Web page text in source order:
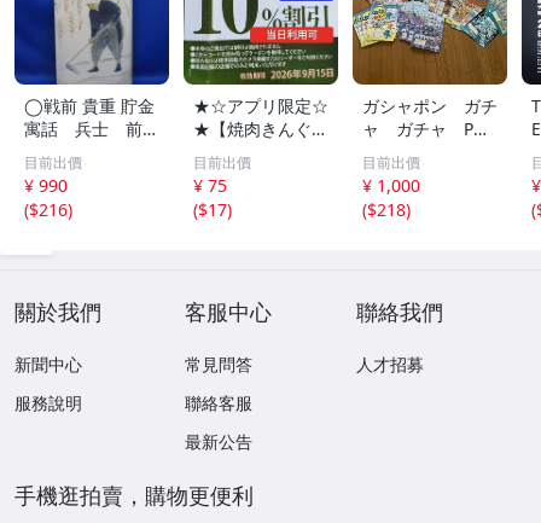
◯戦前 貴重 貯金
寓話 兵士 前
線 昭和１４年
非売品 貯金局 古
い 昭和 レトロ ア
ンティーク ヴィ
目前出價
¥ 990
($216)
★☆アプリ限定☆
★【焼肉きんぐ】
平日いつでもクー
ポン 10%割引券
9月15日まで Pay
Pay・クレカ決済
目前出價
¥ 75
($17)
ガシャポン ガチ
ャ ガチャ POP
ポップ 台紙
非売品 まとめ
て アンパンマ
ン ポケモン ガ
目前出價
¥ 1,000
($218)
(
關於我們
新聞中心
服務說明
客服中心
常見問答
聯絡客服
最新公告
聯絡我們
人才招募
手機逛拍賣，購物更便利